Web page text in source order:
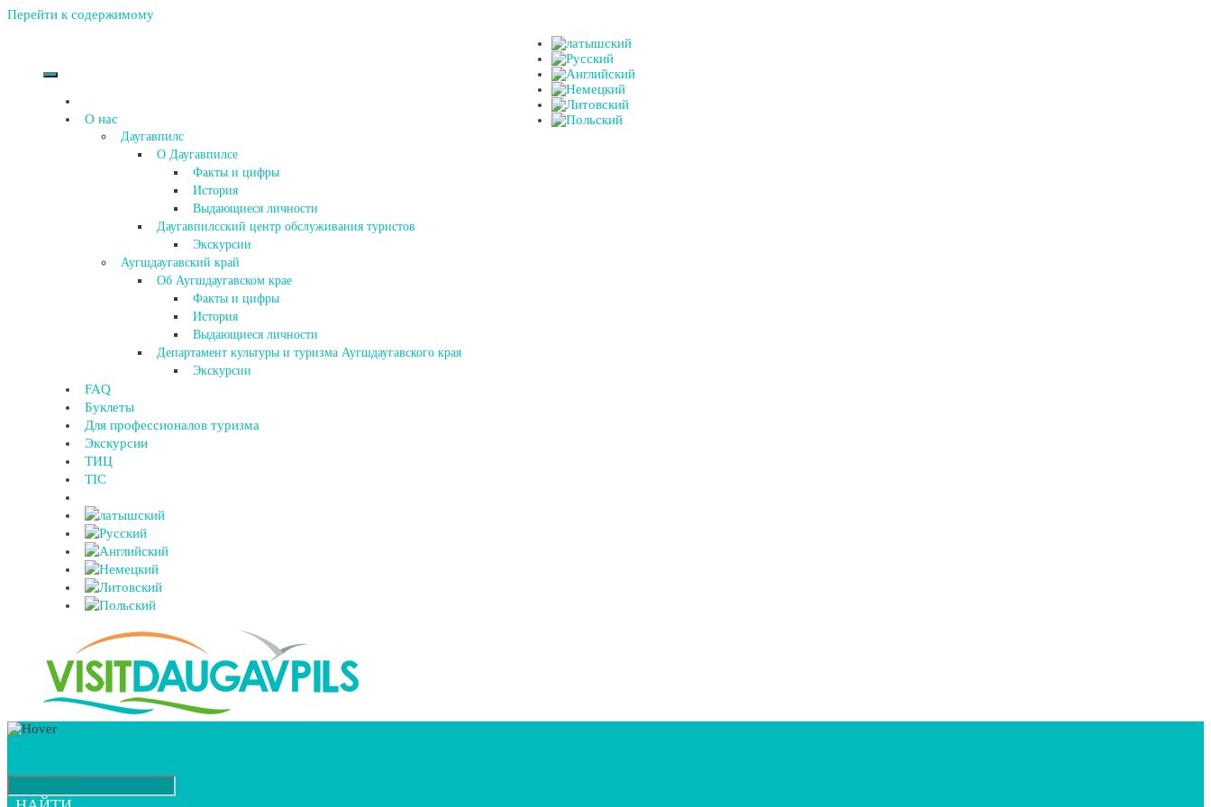
Перейти к содержимому
О нас
Даугавпилс
О Даугавпилсе
Факты и цифры
История
Выдающиеся личности
Даугавпилсский центр обслуживания туристов
Экскурсии
Аугшдаугавский край
Об Аугшдаугавском крае
Факты и цифры
История
Выдающиеся личности
Департамент культуры и туризма Аугшдаугавского края
Экскурсии
FAQ
Буклеты
Для профессионалов туризма
Экскурсии
ТИЦ
TIC